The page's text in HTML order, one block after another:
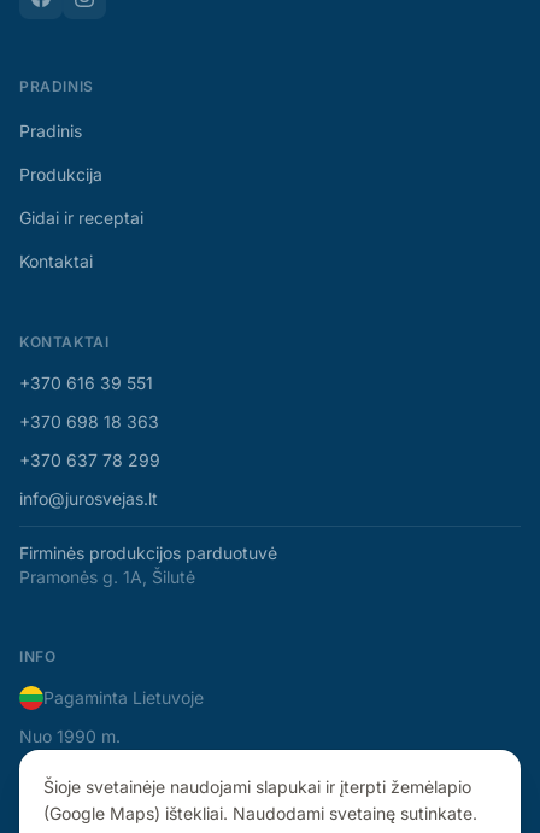
PRADINIS
Pradinis
Produkcija
Gidai ir receptai
Kontaktai
KONTAKTAI
+370 616 39 551
+370 698 18 363
+370 637 78 299
info@jurosvejas.lt
Firminės produkcijos parduotuvė
Pramonės g. 1A, Šilutė
INFO
Pagaminta Lietuvoje
Nuo 1990 m.
Šioje svetainėje naudojami slapukai ir įterpti žemėlapio
(Google Maps) ištekliai. Naudodami svetainę sutinkate.